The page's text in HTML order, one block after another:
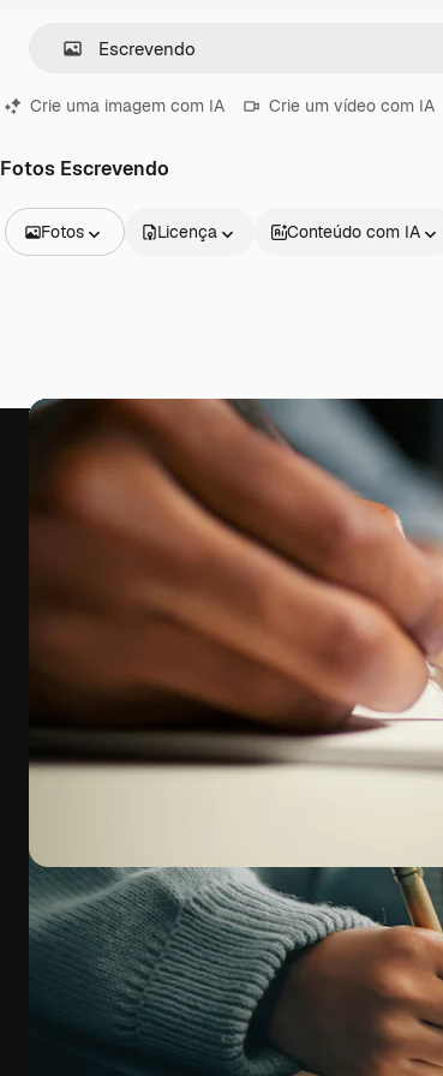
Crie uma imagem com IA Crie um vídeo com IA
Fotos Escrevendo
Fotos
Vídeos
Animações
Modelos de vídeos
Licença Conteúdo com IA
A plataforma criativa para você direcionar
seu melhor trabalho. Mais de 1 milhão de
assinantes entre criativos, empresas,
agências e estúdios.
Copyright © 2010-2026 Freepik Company S.L.U.